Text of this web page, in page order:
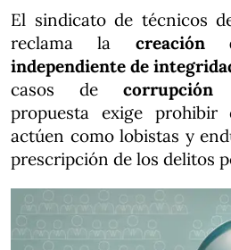
El sindicato de técnicos
reclama la creación
independiente de
casos de corrupción
propuesta exige prohibir
actúen como lobistas y
prescripción de los delitos